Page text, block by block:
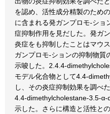
を認め、活性成分精製のため
に含まれる発ガンプロモ-ショ
症抑制作用を見だした。発ガ
炎症をも抑制したことはマウ
ガンプロモ-ションの抑制物質
示唆した。2.4.4-
モデル化合物として4.4-
し、その炎症抑制効果を調べ
4.4-dimethylcholestane-3.5-α-
示した。さらに構造と活性と